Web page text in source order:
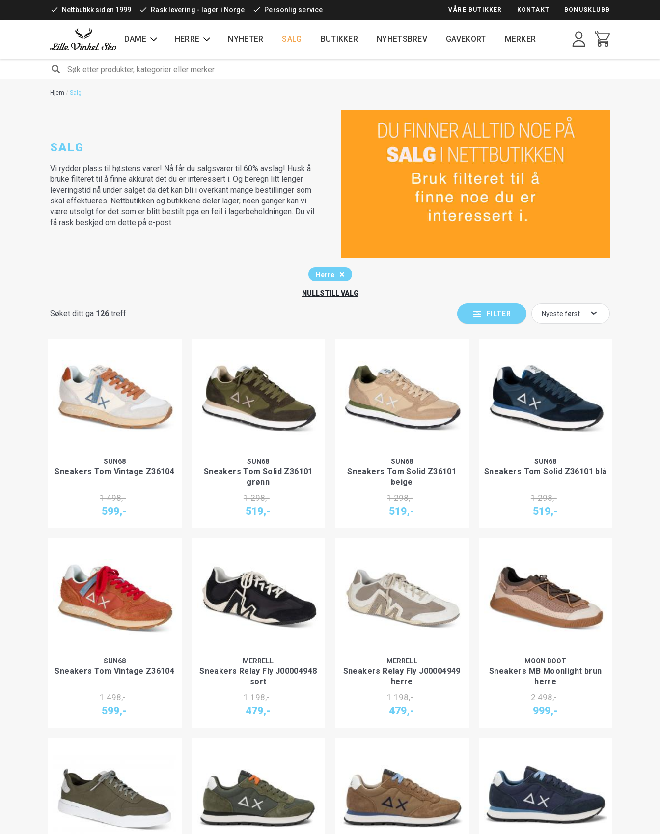
Nettbutikk siden 1999 Rask levering - lager i Norge Personlig service
Top
VÅRE BUTIKKER KONTAKT BONUSKLUBB
DAME HERRE
Main
additional
NYHETER SALG BUTIKKER NYHETSBREV GAVEKORT MERKER
SØK
Hjem Salg
SALG
Vi rydder plass til høstens varer! Nå får du salgsvarer til 60% avslag! Husk å
bruke filteret til å finne akkurat det du er interessert i. Og beregn litt lenger
leveringstid nå under salget da det kan bli i overkant mange bestillinger som
skal effektueres. Nettbutikken og butikkene deler lager; noen ganger kan vi
være utsolgt for det som er blitt bestilt pga en feil i lagerbeholdningen. Du vil
få rask beskjed om dette på e-post.
Herre
NULLSTILL VALG
Søket ditt ga 126 treff FILTER
SUN68
Sneakers Tom Vintage Z36104
1 498,-
599,-
SUN68
Sneakers Tom Solid Z36101
grønn
1 298,-
519,-
SUN68
Sneakers Tom Solid Z36101
beige
1 298,-
519,-
SUN68
Sneakers Tom Solid Z36101 blå
1 298,-
519,-
SUN68
Sneakers Tom Vintage Z36104
1 498,-
599,-
MERRELL
Sneakers Relay Fly J00004948
sort
1 198,-
479,-
MERRELL
Sneakers Relay Fly J00004949
herre
1 198,-
479,-
MOON BOOT
Sneakers MB Moonlight brun
herre
2 498,-
999,-